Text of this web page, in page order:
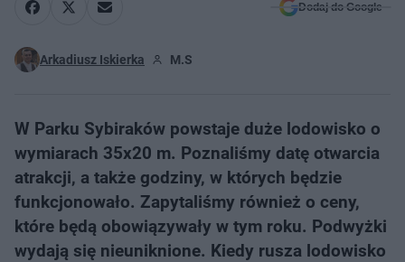
Dodaj do Google
Arkadiusz Iskierka M.S
W Parku Sybiraków powstaje duże lodowisko o
wymiarach 35x20 m. Poznaliśmy datę otwarcia
atrakcji, a także godziny, w których będzie
funkcjonowało. Zapytaliśmy również o ceny,
które będą obowiązywały w tym roku. Podwyżki
wydają się nieuniknione. Kiedy rusza lodowisko